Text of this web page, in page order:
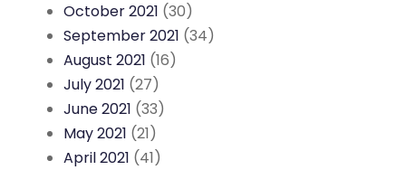
October 2021 (30)
September 2021 (34)
August 2021 (16)
July 2021 (27)
June 2021 (33)
May 2021 (21)
April 2021 (41)